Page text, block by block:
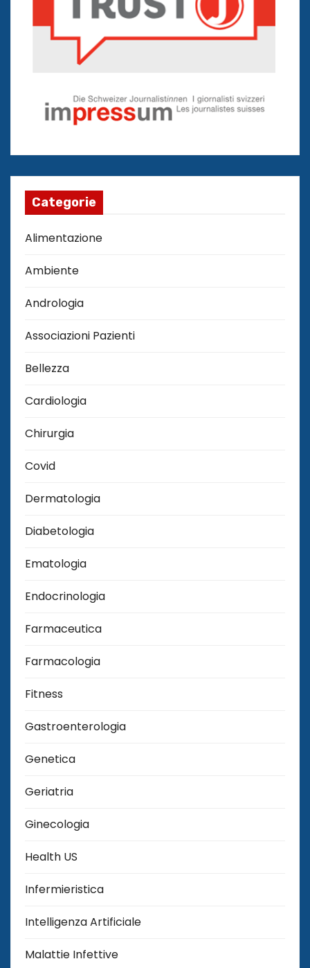
Categorie
Alimentazione
Ambiente
Andrologia
Associazioni Pazienti
Bellezza
Cardiologia
Chirurgia
Covid
Dermatologia
Diabetologia
Ematologia
Endocrinologia
Farmaceutica
Farmacologia
Fitness
Gastroenterologia
Genetica
Geriatria
Ginecologia
Health US
Infermieristica
Intelligenza Artificiale
Malattie Infettive